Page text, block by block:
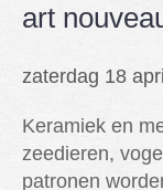
art
zaterdag 18
Keramiek en
zeedieren,
patronen